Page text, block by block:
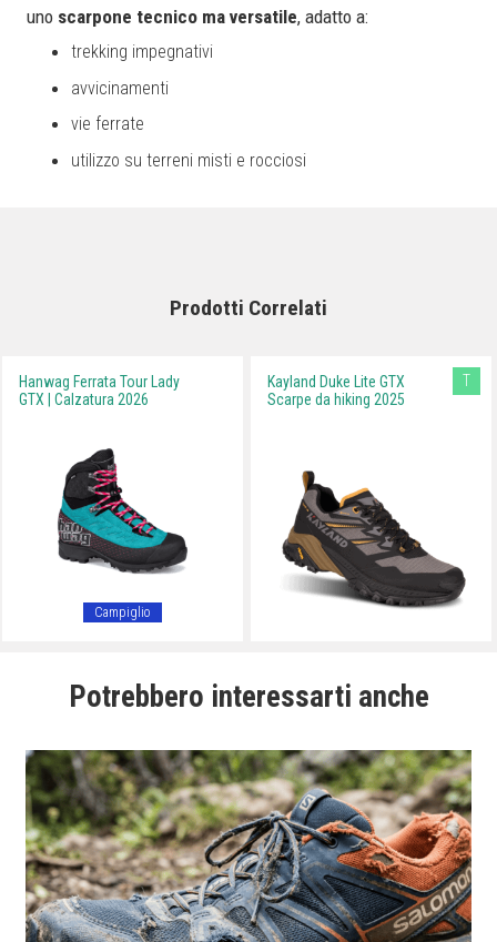
uno scarpone tecnico ma versatile, adatto a:
trekking impegnativi
avvicinamenti
vie ferrate
utilizzo su terreni misti e rocciosi
Prodotti Correlati
Hanwag Ferrata Tour Lady
GTX | Calzatura 2026
Campiglio
Kayland Duke Lite GTX
Scarpe da hiking 2025
T
Potrebbero interessarti anche